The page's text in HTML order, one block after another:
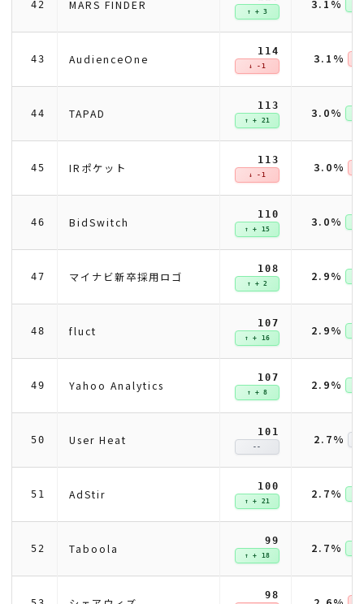
42 MARS FINDER ↑ + 3 3.1%
43 AudienceOne
114
↓ -1 3.1%
44 TAPAD
113
↑ + 21 3.0%
45 IRポケット
113
↓ -1 3.0%
46 BidSwitch
110
↑ + 15 3.0%
47 マイナビ新卒採用ロゴ
108
↑ + 2 2.9%
48 fluct
107
↑ + 16 2.9%
49 Yahoo Analytics
107
↑ + 8 2.9%
50 User Heat
101
-- 2.7%
51 AdStir
100
↑ + 21 2.7%
52 Taboola
99
↑ + 18 2.7%
98